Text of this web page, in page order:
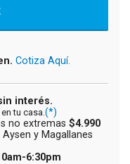
Cotiza Aquí.
interés.
en tu casa. (*)
no extremas $4.990
y Magallanes
6:30pm